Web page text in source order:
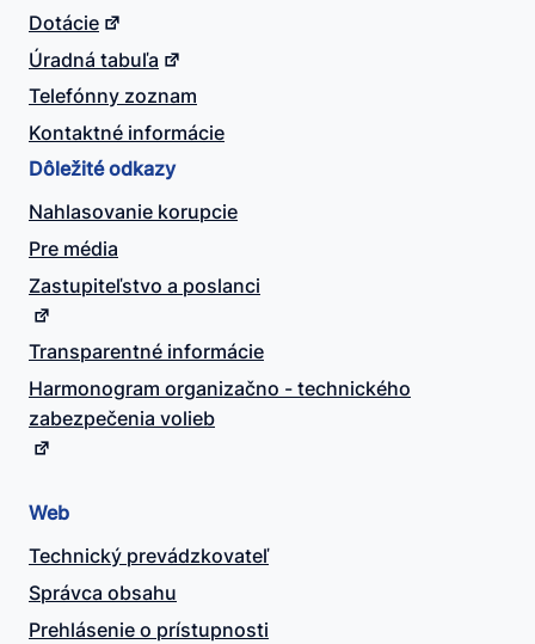
Dotácie
Úradná tabuľa
Telefónny zoznam
Kontaktné informácie
Dôležité odkazy
Nahlasovanie korupcie
Pre média
Zastupiteľstvo a poslanci
Transparentné informácie
Harmonogram organizačno - technického
zabezpečenia volieb
Web
Technický prevádzkovateľ
Správca obsahu
Prehlásenie o prístupnosti